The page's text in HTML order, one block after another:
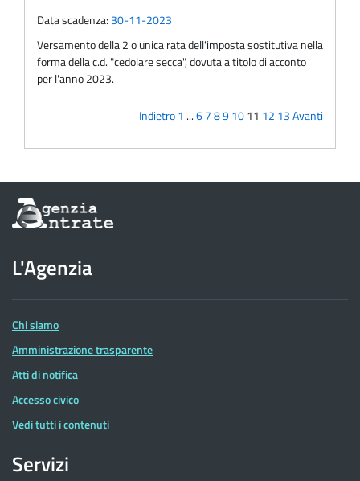
Data scadenza: 30-11-2023
Versamento della 2 o unica rata dell'imposta sostitutiva nella
forma della c.d. "cedolare secca", dovuta a titolo di acconto
per l'anno 2023.
Indietro1 ...67891011 12 13Avanti
Informazioni
sul
dell'Agenzia
delle
Entrate
L'Agenzia
Chi siamo
Amministrazione trasparente
Atti di notifica
Accesso civico
Vedi tutti i contenuti
Servizi